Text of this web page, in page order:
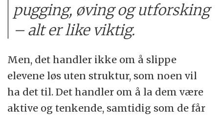
pugging, øving og utforsking
– alt er like viktig.
Men, det handler ikke om å slippe
elevene løs uten struktur, som noen vil
ha det til. Det handler om å la dem være
aktive og tenkende, samtidig som de får